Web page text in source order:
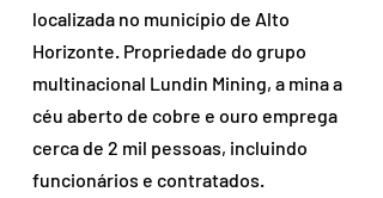
localizada no município de Alto
Horizonte. Propriedade do grupo
multinacional Lundin Mining, a mina a
céu aberto de cobre e ouro emprega
cerca de 2 mil pessoas, incluindo
funcionários e contratados.